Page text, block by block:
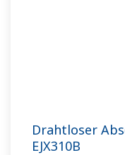
Drahtloser
EJX310B